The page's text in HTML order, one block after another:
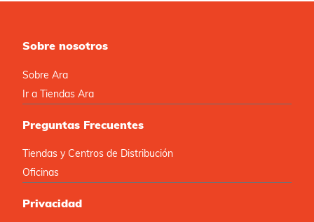
Sobre nosotros
Sobre Ara
Ir a Tiendas Ara
Preguntas Frecuentes
Tiendas y Centros de Distribución
Oficinas
Privacidad